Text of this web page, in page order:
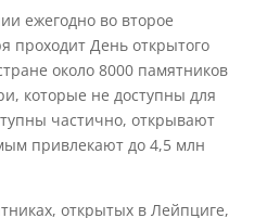
ежегодно во второе
проходит День открытого
около 8000 памятников
которые не доступны для
частично, открывают
привлекают до 4,5 млн
открытых в Лейпциге,